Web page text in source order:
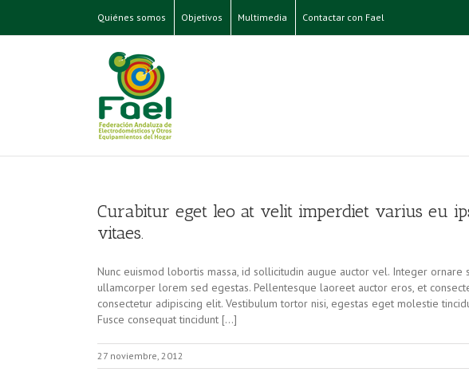
Quiénes somos Objetivos Multimedia Contactar con Fael
Curabitur eget leo at velit imperdiet varius eu
vitaes.
Nunc euismod lobortis massa, id sollicitudin augue auctor vel. Integer
ullamcorper lorem sed egestas. Pellentesque laoreet auctor eros, et
consectetur adipiscing elit. Vestibulum tortor nisi, egestas eget molestie
Fusce consequat tincidunt […]
27 noviembre, 2012